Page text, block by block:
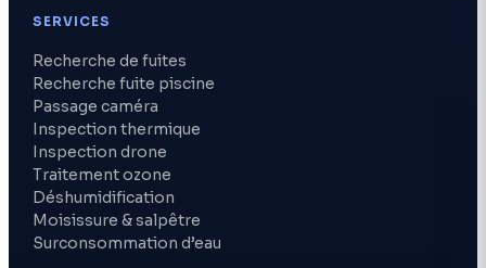
SERVICES
Recherche de fuites
Recherche fuite piscine
Passage caméra
Inspection thermique
Inspection drone
Traitement ozone
Déshumidification
Moisissure & salpêtre
Surconsommation d’eau